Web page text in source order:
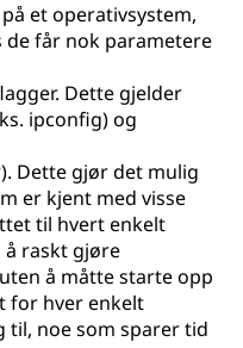
et operativsystem,
får nok parametere
Dette gjelder
ipconfig) og
Dette gjør det mulig
er kjent med visse
til hvert enkelt
raskt gjøre
å måtte starte opp
for hver enkelt
til, noe som sparer tid